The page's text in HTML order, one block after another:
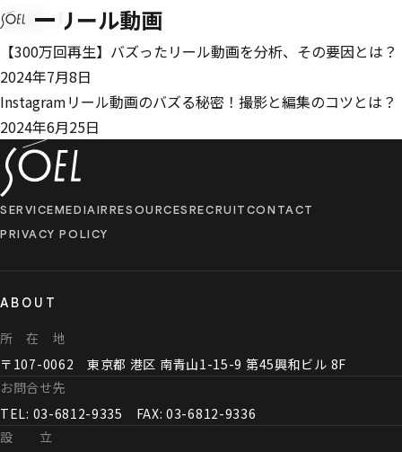
タグ: リール動画
【300万回再生】バズった​リール動画を​分析、​その​要因とは？
2024年7月8日
Instagramリール動画の​バズる​秘密！​撮影と​編集の​コツとは？
2024年6月25日
SERVICEMEDIAIRRESOURCESRECRUITCONTACT
PRIVACY POLICY
ABOUT
所 在 地
〒107-0062 東京都 港区 南青山1-15-9 第45興和ビル 8F
お問合せ先
TEL: 03-6812-9335 FAX: 03-6812-9336
設 立